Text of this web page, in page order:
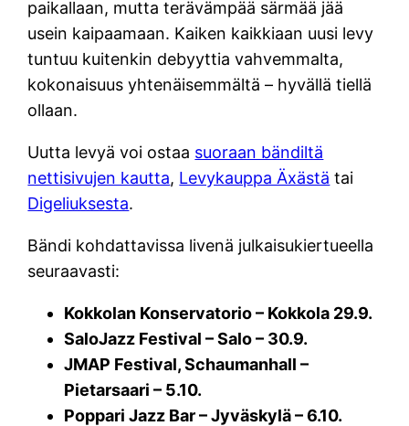
paikallaan, mutta terävämpää särmää jää
usein kaipaamaan. Kaiken kaikkiaan uusi levy
tuntuu kuitenkin debyyttia vahvemmalta,
kokonaisuus yhtenäisemmältä – hyvällä tiellä
ollaan.
Uutta levyä voi ostaa suoraan bändiltä
nettisivujen kautta, Levykauppa Äxästä tai
Digeliuksesta.
Bändi kohdattavissa livenä julkaisukiertueella
seuraavasti:
Kokkolan Konservatorio – Kokkola 29.9.
SaloJazz Festival – Salo – 30.9.
JMAP Festival, Schaumanhall –
Pietarsaari – 5.10.
Poppari Jazz Bar – Jyväskylä – 6.10.